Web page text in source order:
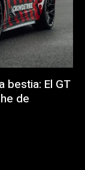
bestia: El GT
de